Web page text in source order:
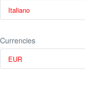
Italiano
Currencies
EUR